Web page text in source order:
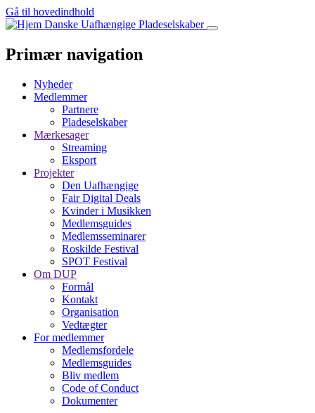
Gå til hovedindhold
Danske Uafhængige Pladeselskaber
Primær navigation
Nyheder
Medlemmer
Partnere
Pladeselskaber
Mærkesager
Streaming
Eksport
Projekter
Den Uafhængige
Fair Digital Deals
Kvinder i Musikken
Medlemsguides
Medlemsseminarer
Roskilde Festival
SPOT Festival
Om DUP
Formål
Kontakt
Organisation
Vedtægter
For medlemmer
Medlemsfordele
Medlemsguides
Bliv medlem
Code of Conduct
Dokumenter